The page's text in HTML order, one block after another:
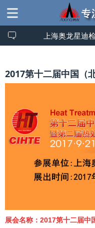
上海奥龙星迪
2017第十二届中国（
展会名称：2017第十二届中